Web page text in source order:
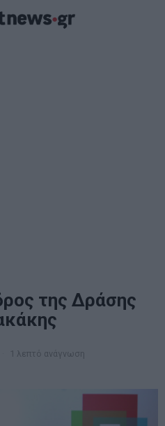
της Δράσης
1 λεπτό ανάγνωση